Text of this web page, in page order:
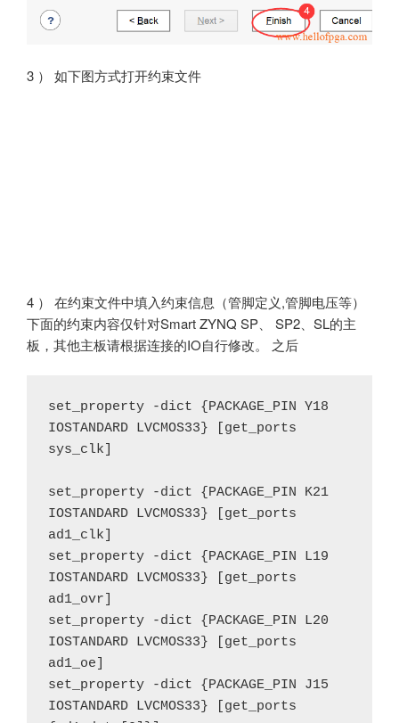
3 ） 如下图方式打开约束文件
4 ） 在约束文件中填入约束信息（管脚定义,管脚电压等）
下面的约束内容仅针对Smart ZYNQ SP、 SP2、SL的主
板，其他主板请根据连接的IO自行修改。 之后
set_property -dict {PACKAGE_PIN Y18
IOSTANDARD LVCMOS33} [get_ports
sys_clk]
set_property -dict {PACKAGE_PIN K21
IOSTANDARD LVCMOS33} [get_ports
ad1_clk]
set_property -dict {PACKAGE_PIN L19
IOSTANDARD LVCMOS33} [get_ports
ad1_ovr]
set_property -dict {PACKAGE_PIN L20
IOSTANDARD LVCMOS33} [get_ports
ad1_oe]
set_property -dict {PACKAGE_PIN J15
IOSTANDARD LVCMOS33} [get_ports